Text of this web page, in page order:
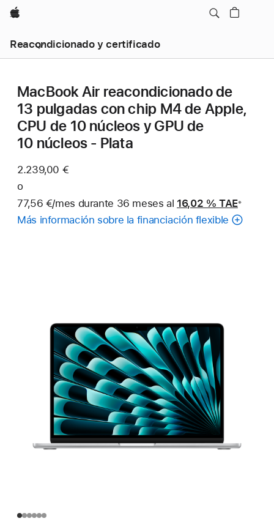
Apple
Reacondicionado y certificado
MacBook Air reacondicionado de
13 pulgadas con chip M4 de Apple,
CPU de 10 núcleos y GPU de
10 núcleos - Plata
2.239,00 €
o
77,56 €/mes durante 36 meses al 16,02 %TAE
a
※
Más información sobre la financiación flexible